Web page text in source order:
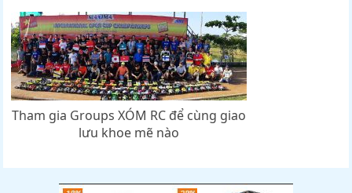
Tham gia Groups XÓM RC để cùng giao
lưu khoe mẽ nào